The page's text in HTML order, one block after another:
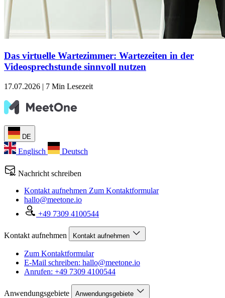
Das virtuelle Wartezimmer: Wartezeiten in der
Videosprechstunde sinnvoll nutzen
17.07.2026 | 7 Min Lesezeit
DE
Englisch Deutsch
Nachricht schreiben
Kontakt aufnehmen Zum Kontaktformular
hallo@meetone.io
+49 7309 4100544
Kontakt aufnehmen Kontakt aufnehmen
Zum Kontaktformular
E-Mail schreiben: hallo@meetone.io
Anrufen: +49 7309 4100544
Anwendungsgebiete Anwendungsgebiete